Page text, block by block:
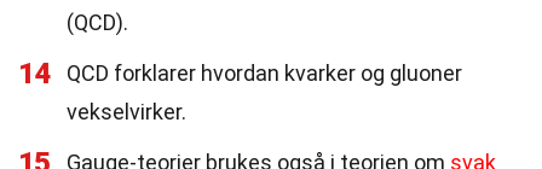
(QCD).
14
QCD forklarer hvordan kvarker og gluoner
vekselvirker.
Gauge-teorier brukes også i teorien om svak